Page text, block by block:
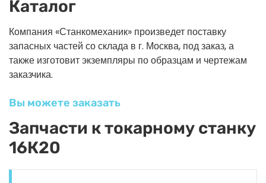
Каталог
Компания «Станкомеханик» произведет поставку
запасных частей со склада в г. Москва, под заказ, а
также изготовит экземпляры по образцам и чертежам
заказчика.
Вы можете заказать
Запчасти к токарному станку
16К20